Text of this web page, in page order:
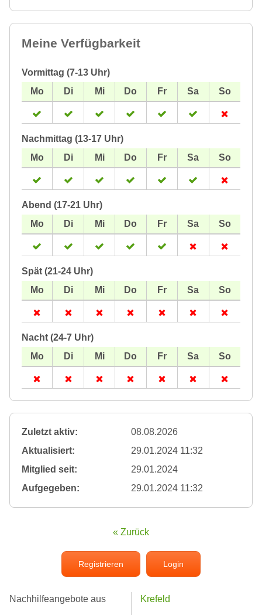
Meine Verfügbarkeit
Vormittag (7-13 Uhr)
Nachmittag (13-17 Uhr)
Abend (17-21 Uhr)
Spät (21-24 Uhr)
Nacht (24-7 Uhr)
Zuletzt aktiv:
08.08.2026
Aktualisiert:
29.01.2024 11:32
Mitglied seit:
29.01.2024
Aufgegeben:
29.01.2024 11:32
« Zurück
Registrieren Login
Nachhilfeangebote aus
Krefeld